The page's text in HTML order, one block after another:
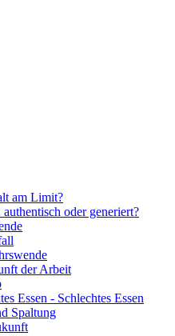
am Limit?
oder generiert?
der Arbeit
Essen - Schlechtes Essen
Spaltung